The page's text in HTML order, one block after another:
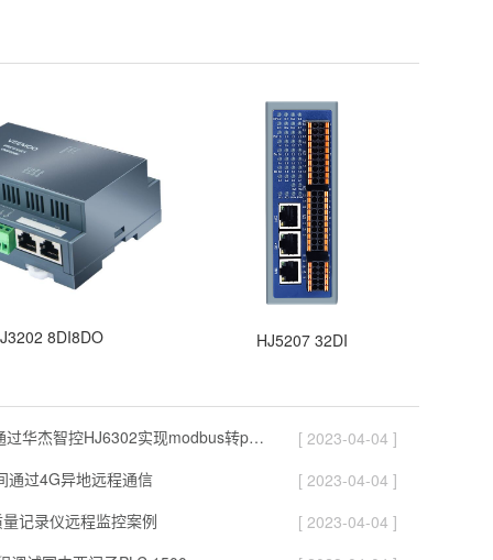
8DI8DO HJ5207 32DI
100块电表通过华杰智控HJ6302实现modbus转profinet功能
[ 2023-04-04 ]
通过4G异地远程通信
[ 2023-04-04 ]
记录仪远程监控案例
[ 2023-04-04 ]